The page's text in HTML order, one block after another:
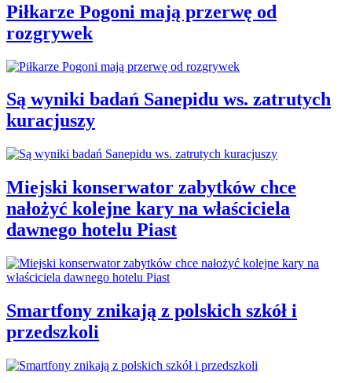
Piłkarze Pogoni mają przerwę od
rozgrywek
Są wyniki badań Sanepidu ws. zatrutych
kuracjuszy
Miejski konserwator zabytków chce
nałożyć kolejne kary na właściciela
dawnego hotelu Piast
Smartfony znikają z polskich szkół i
przedszkoli